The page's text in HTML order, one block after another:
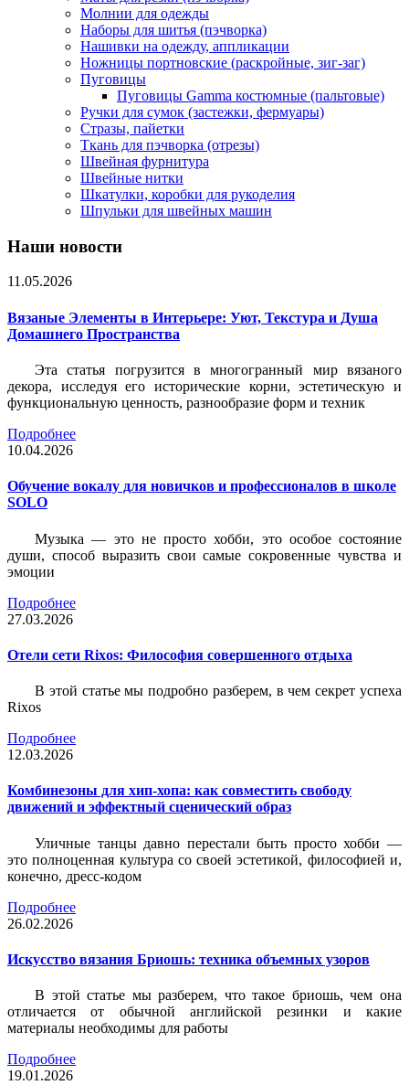
Молнии для одежды
Наборы для шитья (пэчворка)
Нашивки на одежду, аппликации
Ножницы портновские (раскройные, зиг-заг)
Пуговицы
Пуговицы Gamma костюмные (пальтовые)
Ручки для сумок (застежки, фермуары)
Стразы, пайетки
Ткань для пэчворка (отрезы)
Швейная фурнитура
Швейные нитки
Шкатулки, коробки для рукоделия
Шпульки для швейных машин
Наши новости
11.05.2026
Вязаные Элементы в Интерьере: Уют, Текстура и Душа
Домашнего Пространства
Эта статья погрузится в многогранный мир вязаного
декора, исследуя его исторические корни, эстетическую и
функциональную ценность, разнообразие форм и техник
Подробнее
10.04.2026
Обучение вокалу для новичков и профессионалов в школе
SOLO
Музыка — это не просто хобби, это особое состояние
души, способ выразить свои самые сокровенные чувства и
эмоции
Подробнее
27.03.2026
Отели сети Rixos: Философия совершенного отдыха
В этой статье мы подробно разберем, в чем секрет успеха
Rixos
Подробнее
12.03.2026
Комбинезоны для хип-хопа: как совместить свободу
движений и эффектный сценический образ
Уличные танцы давно перестали быть просто хобби —
это полноценная культура со своей эстетикой, философией и,
конечно, дресс-кодом
Подробнее
26.02.2026
Искусство вязания Бриошь: техника объемных узоров
В этой статье мы разберем, что такое бриошь, чем она
отличается от обычной английской резинки и какие
материалы необходимы для работы
Подробнее
19.01.2026